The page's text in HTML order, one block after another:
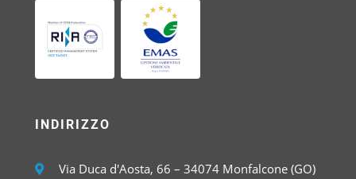
INDIRIZZO
Via Duca d'Aosta, 66 – 34074 Monfalcone (GO)